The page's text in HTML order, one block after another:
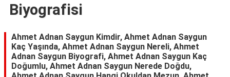
Biyografisi
Ahmet Adnan Saygun Kimdir, Ahmet Adnan Saygun
Kaç Yaşında, Ahmet Adnan Saygun Nereli, Ahmet
Adnan Saygun Biyografi, Ahmet Adnan Saygun Kaç
Doğumlu, Ahmet Adnan Saygun Nerede Doğdu,